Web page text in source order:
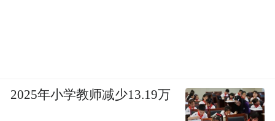
2025年小学教师减少13.19万